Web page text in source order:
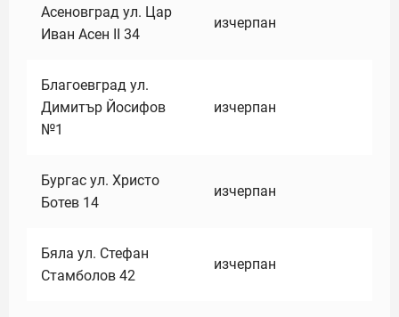
Асеновград ул. Цар
Иван Асен II 34
изчерпан
Благоевград ул.
Димитър Йосифов
№1
изчерпан
Бургас ул. Христо
Ботев 14
изчерпан
Бяла ул. Стефан
Стамболов 42
изчерпан